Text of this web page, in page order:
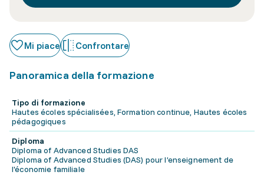
Mi piace Confrontare
Panoramica della formazione
Tipo di formazione
Hautes écoles spécialisées, Formation continue, Hautes écoles
pédagogiques
Diploma
Diploma of Advanced Studies DAS
Diploma of Advanced Studies (DAS) pour l’enseignement de
l'économie familiale